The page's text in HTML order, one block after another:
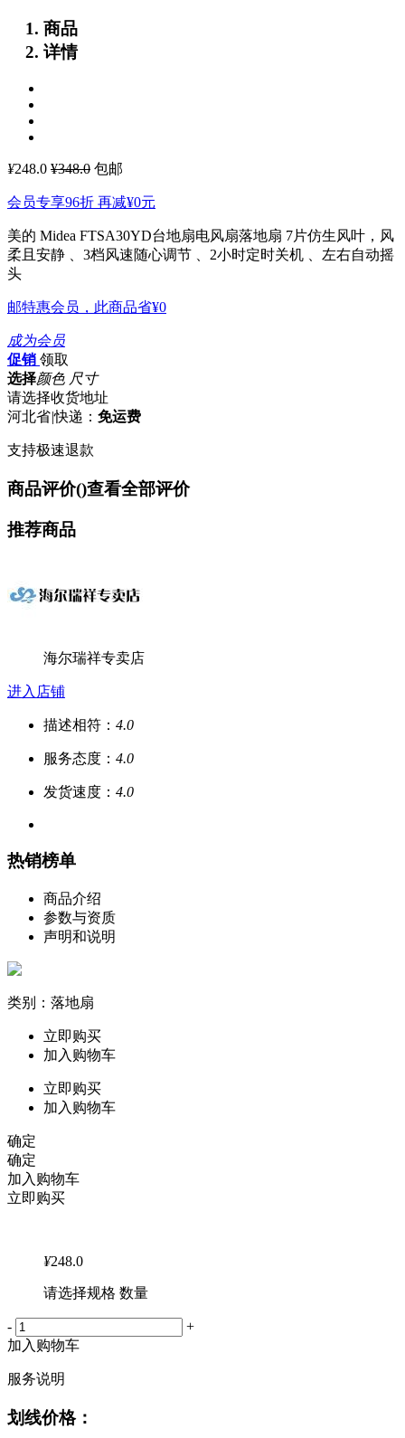
商品
详情
¥248.0 ¥348.0 包邮
会员专享96折 再减¥0元
美的 Midea FTSA30YD台地扇电风扇落地扇 7片仿生风叶，风
柔且安静 、3档风速随心调节 、2小时定时关机 、左右自动摇
头
邮特惠会员，此商品省¥0
成为会员
促销 领取
选择颜色 尺寸
请选择收货地址
河北省|快递： 免运费
支持极速退款
商品评价()查看全部评价
推荐商品
海尔瑞祥专卖店
进入店铺
描述相符： 4.0
服务态度： 4.0
发货速度： 4.0
热销榜单
商品介绍
参数与资质
声明和说明
类别：落地扇
立即购买
加入购物车
立即购买
加入购物车
确定
确定
加入购物车
立即购买
¥248.0
请选择规格 数量
-
+
加入购物车
服务说明
划线价格：